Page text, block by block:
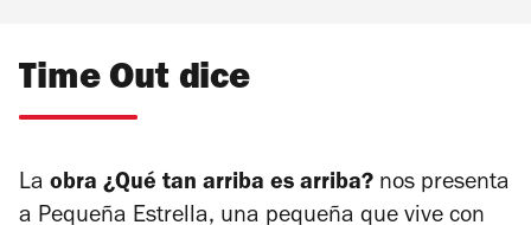
Time Out dice
La obra ¿Qué tan arriba es arriba? nos presenta
a Pequeña Estrella, una pequeña que vive con